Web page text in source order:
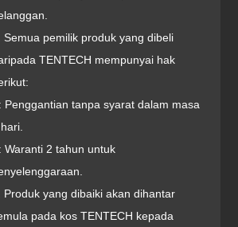
Semua pemilik produk yang dibeli
TENTECH mempunyai hak
Penggantian tanpa syarat dalam masa
Waranti 2 tahun untuk
Produk yang dibaiki akan dihantar
pada kos TENTECH kepada